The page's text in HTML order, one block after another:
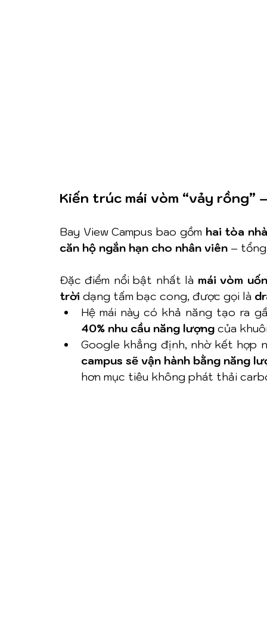
Kiến trúc mái vòm “vảy
Bay View Campus bao gồm hai tòa
căn hộ ngắn hạn cho nhân viên –
Đặc điểm nổi bật nhất là mái vòm
trời dạng tấm bạc cong, được gọi là
Hệ mái này có khả năng tạo ra
40% nhu cầu năng lượng của
campus sẽ vận hành bằng năng
hơn mục tiêu không phát thải